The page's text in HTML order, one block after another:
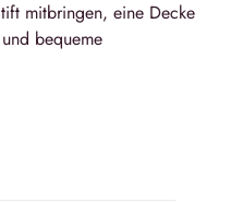
mitbringen, eine Decke
bequeme